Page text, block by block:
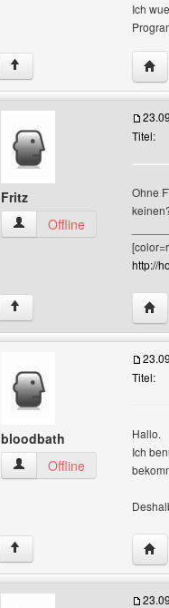
Ich
↑
Fritz
Fritz Benutzer-Profile
Offline
Titel:
Ohne
http://
↑
bloodbath
bloodbath Benutzer-Profile
Offline
Titel:
Hallo.
Ich
↑